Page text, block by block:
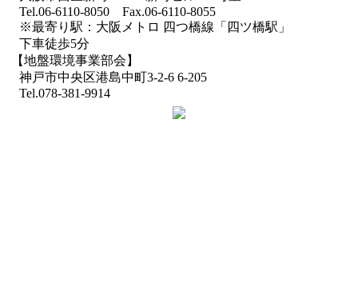
Tel.06-6110-8050 Fax.06-6110-8055
※最寄り駅：大阪メトロ 四つ橋線「四ツ橋駅」
下車徒歩5分
【地盤環境事業部会】
神戸市中央区港島中町3-2-6 6-205
Tel.078-381-9914